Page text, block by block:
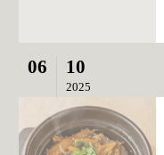
06 10
2025